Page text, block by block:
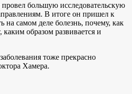
большую исследовательскую
В итоге он пришел к
на самом деле болезнь, почему, как
каким образом развивается и
тоже прекрасно
Хамера.